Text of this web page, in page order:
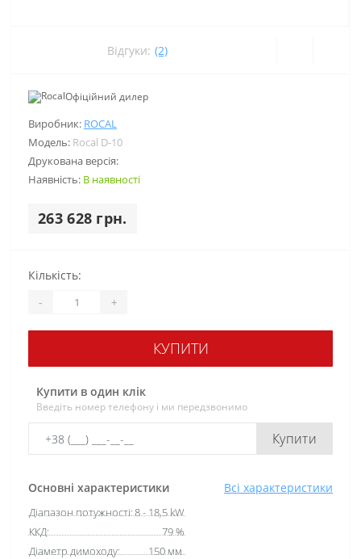
Відгуки: (2)
Виробник: ROCAL
Модель: Rocal D-10
Друкована версія:
Наявність: В наявності
263 628 грн.
Офіційний дилер
Основні характеристики Всі характеристики
Діапазон потужності:8 - 18,5 kW
ККД:
79 %
Діаметр димоходу:
150 мм.
Кількість:
- +
КУПИТИ
Купити в один клік
Введіть номер телефону і ми передзвонимо
Купити